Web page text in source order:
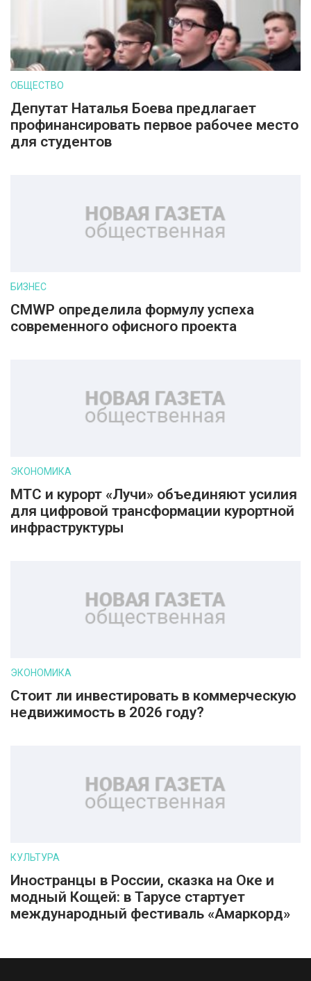
ОБЩЕСТВО
Депутат Наталья Боева предлагает
профинансировать первое рабочее место
для студентов
БИЗНЕС
CMWP определила формулу успеха
современного офисного проекта
ЭКОНОМИКА
МТС и курорт «Лучи» объединяют усилия
для цифровой трансформации курортной
инфраструктуры
ЭКОНОМИКА
Стоит ли инвестировать в коммерческую
недвижимость в 2026 году?
КУЛЬТУРА
Иностранцы в России, сказка на Оке и
модный Кощей: в Тарусе стартует
международный фестиваль «Амаркорд»